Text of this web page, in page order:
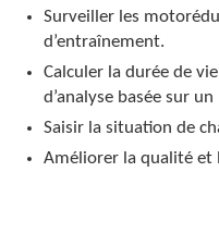
Surveiller les
d’entraînement.
Calculer la durée de
d’analyse basée sur
Saisir la situation de
Améliorer la qualité et